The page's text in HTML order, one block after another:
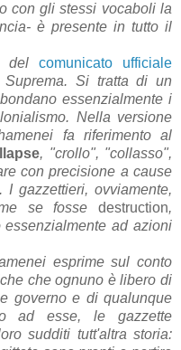
con gli stessi vocaboli la
è presente in tutto il
delcomunicato ufficiale
Si tratta di un
essenzialmente i
Nella versione
fa riferimento al
, "crollo", "collasso",
con precisione a cause
I gazzettieri, ovviamente,
se fosse destruction,
ad azioni
esprime sul conto
che ognuno è libero di
governo e di qualunque
ad esse, le gazzette
sudditi tutt'altra storia: